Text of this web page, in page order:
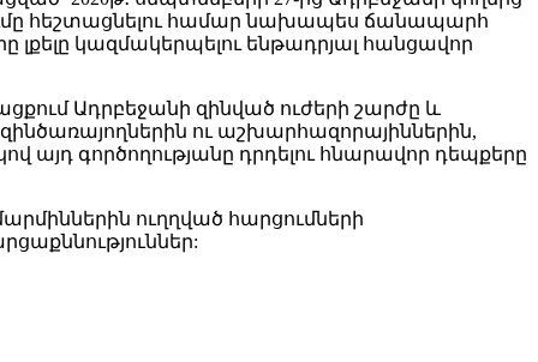
հեշտացնելու համար նախապես ճանապարհ
կազմակերպելու ենթադրյալ հանցավոր
Ադրբեջանի զինված ուժերի շարժը և
ու աշխարհազորայիններին,
գործողությանը դրդելու հնարավոր դեպքերը
ուղղված հարցումների